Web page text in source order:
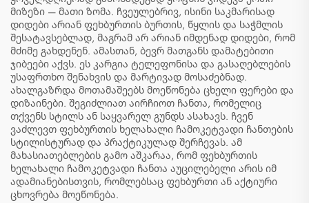
მიზეზი — მათი ზომა. ჩვეულებრივ, ისინი საკმარისად
დიდები არიან ფეხბურთის ბურთის, წყლის და საჭმლის
შესატავსებლად, მაგრამ არ არიან იმდენად დიდები, რომ
მძიმე გახდენენ. ამასთან, ბევრ მათგანს დამატებითი
ჯიბეები აქვს. ეს კარგია ტელეფონისა და გასაღებლების
უსაფრთხო შენახვის და მარტივად მოსაძებნად.
ახალგაზრდა მოთამაშეებს მოეწონება ცხელი ფერები და
დიზაინები. შეგიძლიათ აირჩიოთ ჩანთა, რომელიც
თქვენს სტილს ან საყვარელ გუნდს ასახავს. ჩვენ
ვაძლევთ ფეხბურთის ხელახალი ჩამოკეტვადი ჩანთების
სტილისტურად და პრაქტიკულად შერჩევას. ამ
მახასიათებლების გამო აშკარაა, რომ ფეხბურთის
ხელახალი ჩამოკეტვადი ჩანთა აუცილებელი არის იმ
ადამიანებისთვის, რომლებსაც ფეხბურთი ან აქტიური
ცხოვრება მოეწონება.